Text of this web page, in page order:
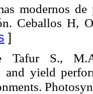
modernos
Ceballos H,
]
Tafur S.,
and yield